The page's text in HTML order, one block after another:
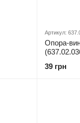
Артикул:
Опора-
39 грн